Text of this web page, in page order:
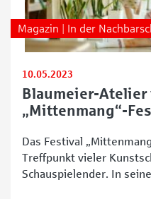
Magazin | In der
10.05.2023
Blaumeier-
„Mittenmang“-
Das Festival
Treffpunkt vieler
Schauspielender. In